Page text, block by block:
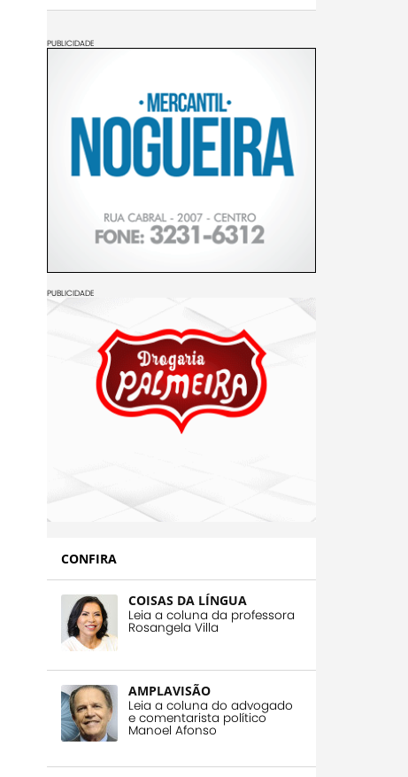
PUBLICIDADE
PUBLICIDADE
CONFIRA
COISAS DA LÍNGUA
Leia a coluna da professora
Rosangela Villa
AMPLAVISÃO
Leia a coluna do advogado
e comentarista político
Manoel Afonso